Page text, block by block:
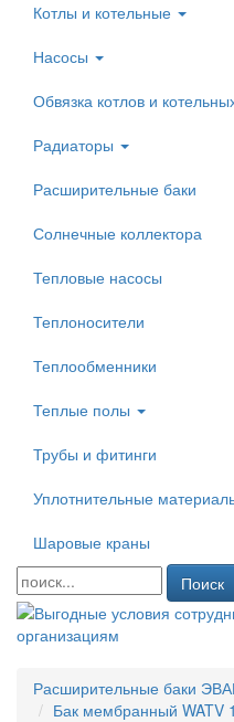
Котлы и котельные
Насосы
Обвязка котлов и
Радиаторы
Расширительные баки
Солнечные коллектора
Тепловые насосы
Теплоносители
Теплообменники
Теплые полы
Трубы и фитинги
Уплотнительные
Шаровые краны
Поиск
Расширительные баки
Бак мембранный WATV